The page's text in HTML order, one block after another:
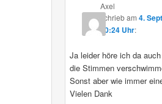
Axel
schriebam 4.
10:24 Uhr:
Ja leider höre ich da
die Stimmen
Sonst aber wie immer
Vielen Dank